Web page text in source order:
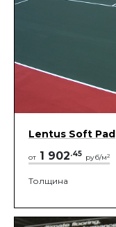
Lentus Soft Pad
от 1 902.45 руб/м2
Толщина